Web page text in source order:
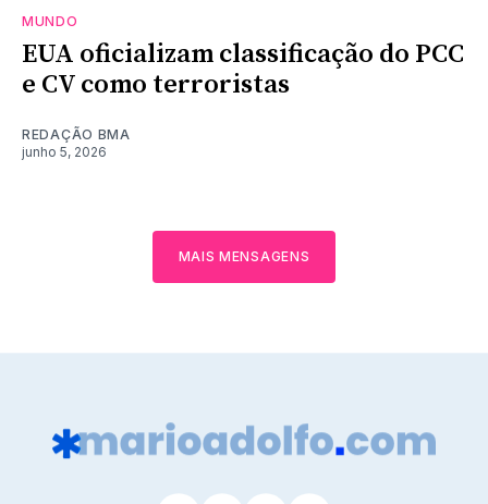
MUNDO
EUA oficializam classificação do PCC
e CV como terroristas
REDAÇÃO BMA
junho 5, 2026
MAIS MENSAGENS